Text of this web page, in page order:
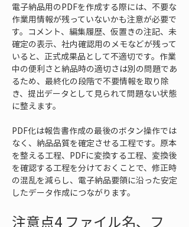
電子納品用のPDFを作成する際には、不要な
作業用情報が残っていないかも注意が必要で
す。コメント、編集履歴、仮置きの注記、未
確定の表示、社内確認用のメモなどが残って
いると、正式成果品として不適切です。作業
中の便利さと納品時の適切さは別の問題であ
るため、最終化の段階で不要情報を取り除
き、提出データとして見られて問題ない状態
に整えます。
PDF化は報告書作成の最後のボタン操作では
なく、納品品質を確定させる工程です。原本
を整える工程、PDFに変換する工程、変換後
を確認する工程を分けておくことで、修正時
の混乱を減らし、電子納品要領に沿った安定
したデータ作成につながります。
注意点4 ファイル名、フ